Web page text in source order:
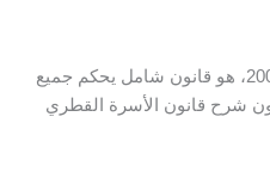
قانون الاسرة القطري 22 لعام 2006، هو قانون شامل يحكم جميع
شرح قانون الأسرة القطري